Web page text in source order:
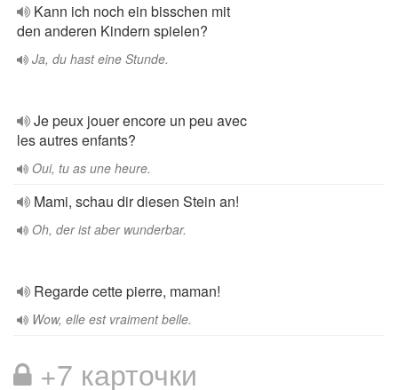
Kann ich noch ein bisschen mit
den anderen Kindern spielen?
Ja, du hast eine Stunde.
Je peux jouer encore un peu avec
les autres enfants?
Oui, tu as une heure.
Mami, schau dir diesen Stein an!
Oh, der ist aber wunderbar.
Regarde cette pierre, maman!
Wow, elle est vraiment belle.
+7 карточки